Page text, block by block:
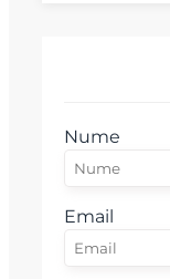
Nume
Email